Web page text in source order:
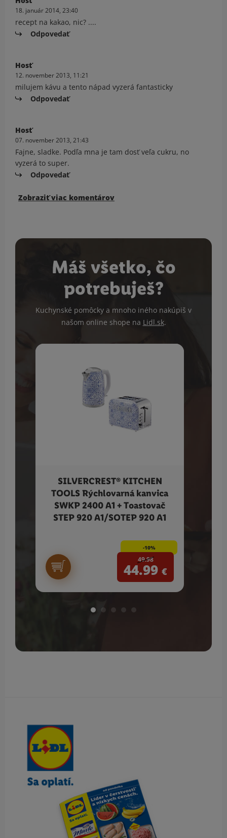
18. január 2014, 23:40
recept na kakao, nic? ....
Odpovedať
Hosť
12. november 2013, 11:21
milujem kávu a tento nápad vyzerá fantasticky
Odpovedať
Hosť
07. november 2013, 21:43
Fajne, sladke. Podľa mna je tam dosť veľa cukru, no
vyzerá to super.
Odpovedať
Zobraziť viac komentárov
Máš všetko, čo
potrebuješ?
Kuchynské pomôcky a mnoho iného nakúpiš v
našom online shope na Lidl.sk.
SILVERCREST® KITCHEN
TOOLS Rýchlovarná kanvica
SWKP 2400 A1 + Toastovač
STEP 920 A1/SOTEP 920 A1
-10%
49.98
44.99 €